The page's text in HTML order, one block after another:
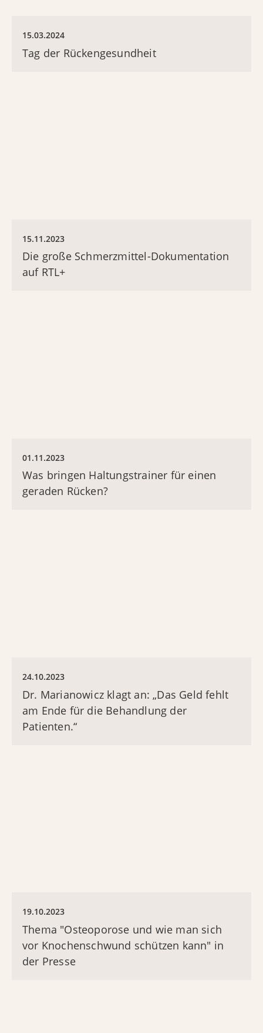
15.03.2024
Tag der Rückengesundheit
15.11.2023
Die große Schmerzmittel-Dokumentation
auf RTL+
01.11.2023
Was bringen Haltungstrainer für einen
geraden Rücken?
24.10.2023
Dr. Marianowicz klagt an: „Das Geld fehlt
am Ende für die Behandlung der
Patienten.“
19.10.2023
Thema "Osteoporose und wie man sich
vor Knochenschwund schützen kann" in
der Presse